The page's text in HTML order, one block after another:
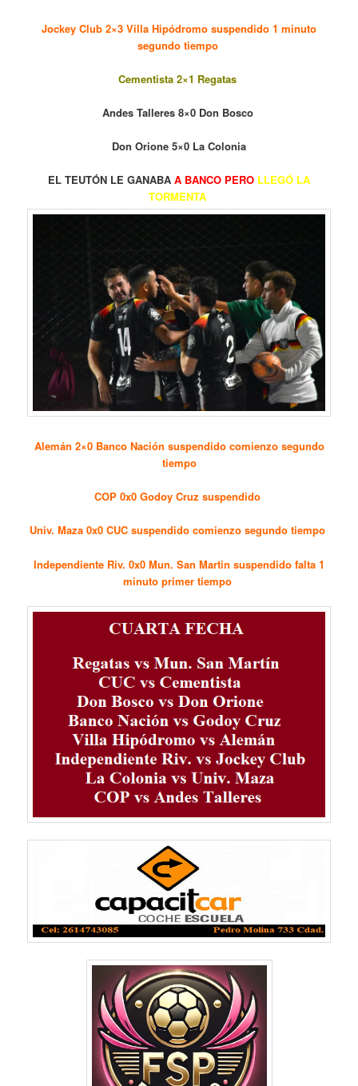
Jockey Club 2×3 Villa Hipódromo suspendido 1 minuto
segundo tiempo
Cementista 2×1 Regatas
Andes Talleres 8×0 Don Bosco
Don Orione 5×0 La Colonia
EL TEUTÓN LE GANABA A BANCO PERO LLEGÓ LA
TORMENTA
Alemán 2×0 Banco Nación suspendido comienzo segundo
tiempo
COP 0x0 Godoy Cruz suspendido
Univ. Maza 0x0 CUC suspendido comienzo segundo tiempo
Independiente Riv. 0x0 Mun. San Martin suspendido falta 1
minuto primer tiempo